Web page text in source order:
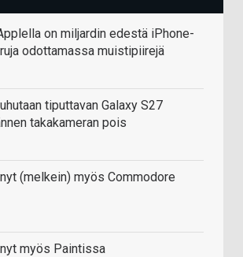
on miljardin edestä iPhone-
odottamassa muistipiirejä
tiputtavan Galaxy S27
takakameran pois
(melkein) myös Commodore
myös Paintissa